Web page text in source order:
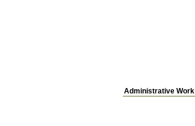
Administrative Work